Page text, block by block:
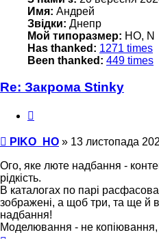
Имя: Андрей
Звідки: Днепр
Мой типоразмер: НО, N
Has thanked: 1271 times
Been thanked: 449 times
Re: Закрома Stinky
Повідомлення
PIKO_HO » 13 листопада
Ого, яке люте надбання -
рідкість.
В каталогах по парі
зображені, а щоб три, та ще й
надбання!
Моделювання - не